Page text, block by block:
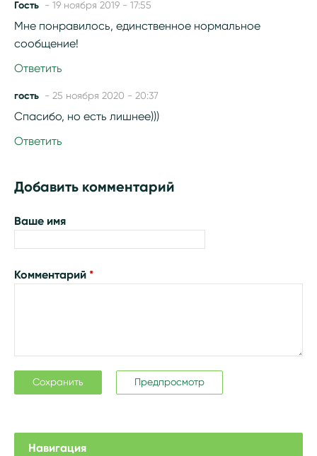
Гость - 19 ноября 2019 - 17:55
Мне понравилось, единственное нормальное
сообщение!
Ответить
гость - 25 ноября 2020 - 20:37
Спасибо, но есть лишнее)))
Ответить
Добавить комментарий
Ваше имя
Комментарий*
Навигация